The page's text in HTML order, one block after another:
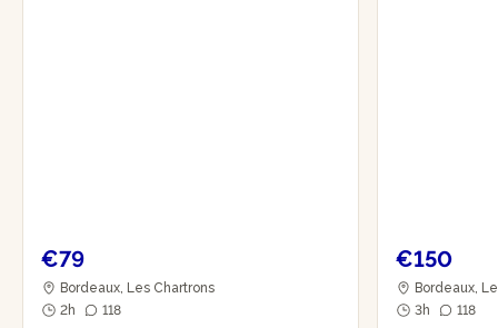
€79
Bordeaux, Les Chartrons
2h
118
€150
Bordeaux,
3h
118